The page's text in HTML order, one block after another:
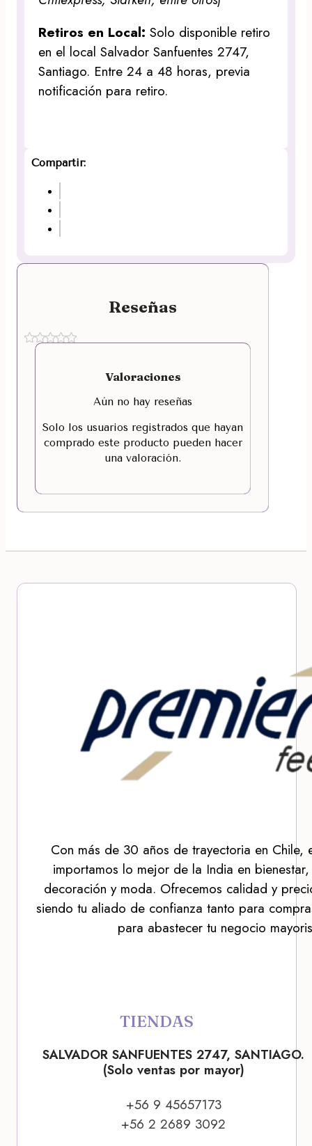
Retiros en Local:Solo disponible retiro
en el local Salvador Sanfuentes 2747,
Santiago. Entre 24 a 48 horas, previa
notificación para retiro.
Compartir:
Reseñas
Valoraciones
Aún no hay reseñas
Solo los usuarios registrados que hayan
comprado este producto pueden hacer
una valoración.
Con más de 30 años de trayectoria en Chile,
importamos lo mejor de la India en
decoración y moda. Ofrecemos calidad y
siendo tu aliado de confianza tanto para
para abastecer tu negocio
TIENDAS
SALVADOR SANFUENTES 2747, SANTIAGO.
(Solo ventas por mayor)
+56 9 45657173
+56 2 2689 3092